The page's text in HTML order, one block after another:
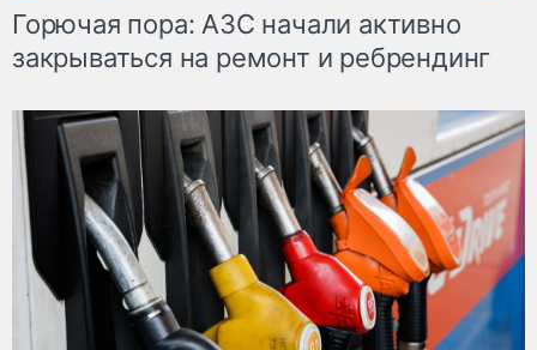
Горючая пора: АЗС начали активно
закрываться на ремонт и ребрендинг